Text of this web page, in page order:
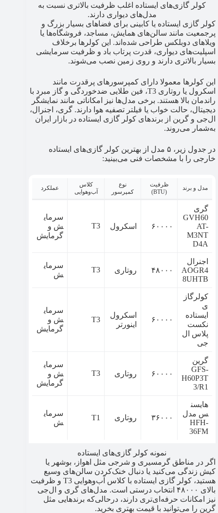
کولر گازی‌های ایستاده اغلب ظرفیت بالاتری نسبت به
مدل‌های دیواری دارند.
کولر گازی ایستاده یا کابینی برای فضاهای بسیار بزرگ و
پرجمعیت مانند سالن‌های همایش، مساجد، فروشگاه‌ها یا
ویلاهای دوبلکس طراحی شده‌اند. این کولرها برخلاف
اسپلیت‌های دیواری، قدرت پرتاب باد و ظرفیت سرمایشی
بسیار بالاتری دارند و روی زمین نصب می‌شوند.
این کولرها معمولا دارای کمپرسورهای پرقدرت مانند
اسکرول یا روتاری T3، فین طلایی ضدخوردگی و گاز مبرد با
راندمان بالا هستند. برخی مدل‌ها نیز امکاناتی مانند نمایشگر
دیجیتال، حالت خواب یا فیلتر تصفیه هوا دارند. گری، اجنرال،
ال‌جی و گرین از برندهای کولر گازی ایستاده در بازار ایران
به‌شمار می‌روند.
در جدول زیر، ۵ مدل از بهترین کولر گازی‌های ایستاده
خارجی را با مشخصات فنی می‌بینید:
مدل و برند
ظرفیت
(BTU)
نوع
کمپرسور
کلاس
آب‌وهوایی
عملکرد
گری
GVH60
AT-
M3NT
D4A
۶۰۰۰۰ اسکرول T3
سرمای
ش و
گرمایش
اجنرال
AOGR4
8UHTB
۴۸۰۰۰ روتاری T3
سرمای
ش
کولرگاز
ی
ایستاده
نکست
پلاس ال
جی
۶۰۰۰۰
اسکرول
اینورتر
T3
سرمای
ش و
گرمایش
گرین
GFS-
H60P3T
3/R1
۶۰۰۰۰ روتاری T3
سرمای
ش و
گرمایش
هایسن
س مدل
HFH-
36FM
۳۶۰۰۰ روتاری T1
سرمای
ش
نمونه کولر گازی‌های ایستاده
اگر در مناطق گرمسیری و شرجی مثل اهواز، بوشهر یا
کیش زندگی می‌کنید یا دنبال خنک‌کردن سالن‌های وسیع
هستید، کولر گازی ایستاده با کلاس آب‌وهوایی T3 و ظرفیت
بالای ۴۸۰۰۰ انتخاب درستی است. مدل‌های گری و ال‌جی
نیز امکانات حرفه‌ای‌تری دارند، درحالی‌که برندهایی مثل
گرین را می‌توانید با قیمت بهتری بخرید.